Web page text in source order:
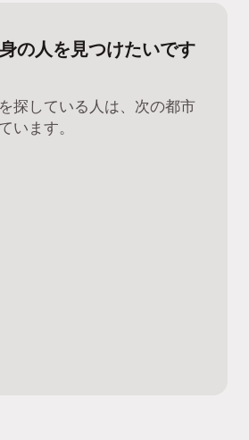
の人を見つけたいです
探している人は、次の都市
います。